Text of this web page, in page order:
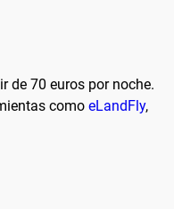
de 70 euros por noche.
como eLandFly,